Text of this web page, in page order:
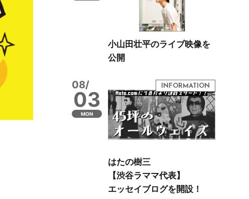
小山田壮平のライブ映像を
公開
08/
03
MON
はたの樹三
【渋谷ラママ代表】
エッセイブログを開設！